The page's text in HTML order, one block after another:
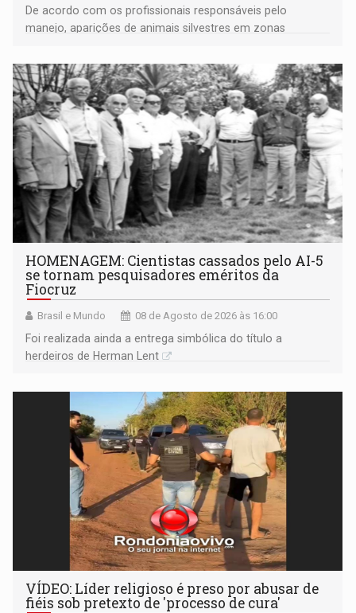
De acordo com os profissionais responsáveis pelo
manejo, aparições de animais silvestres em zonas
HOMENAGEM: Cientistas cassados pelo AI-5
se tornam pesquisadores eméritos da
Fiocruz
Brasil e Mundo 08 de Agosto de 2026 às 16:00
Foi realizada ainda a entrega simbólica do título a
herdeiros de Herman Lent
VÍDEO: Líder religioso é preso por abusar de
fiéis sob pretexto de 'processo de cura'